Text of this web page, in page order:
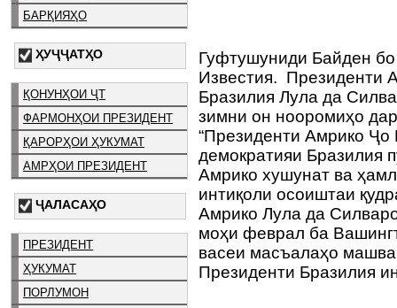
БАРҚИЯҲО
ҲУҶҶАТҲО
ҚОНУНҲОИ ҶТ
ФАРМОНҲОИ ПРЕЗИДЕНТ
ҚАРОРҲОИ ҲУКУМАТ
АМРҲОИ ПРЕЗИДЕНТ
ҶАЛАСАҲО
ПРЕЗИДЕНТ
ҲУКУМАТ
ПОРЛУМОН
Гуфтушуниди Байден
Известия. Президенти
Бразилия Лула да
зимни он нооромиҳо
“Президенти Амрико
демократияи Бразилия
Амрико хушунат ва
интиқоли осоиштаи
Амрико Лула да
моҳи феврал ба
васеи масъалаҳо
Президенти Бразилия